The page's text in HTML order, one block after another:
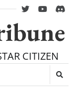
twitteryoutube
CITIZEN